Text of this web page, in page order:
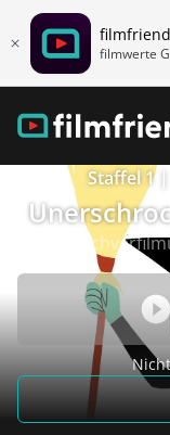
filmfriend
filmwerte
Staffel 1